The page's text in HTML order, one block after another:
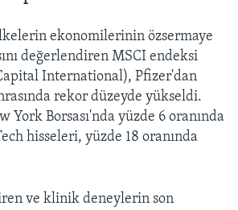
ekonomilerinin özsermaye
değerlendiren MSCI endeksi
International), Pfizer'dan
rekor düzeyde yükseldi.
York Borsası'nda yüzde 6 oranında
hisseleri, yüzde 18 oranında
ve klinik deneylerin son